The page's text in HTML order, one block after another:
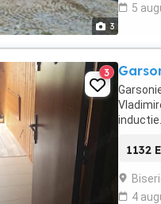
3
5
3
inductie.
1132
4